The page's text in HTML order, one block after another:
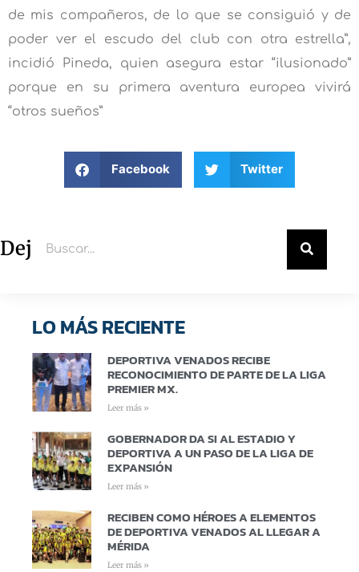
de mis compañeros, de lo que se consiguió y de
poder ver el escudo del club con otra estrella”,
incidió Pineda, quien asegura estar “ilusionado”
porque en su primera aventura europea vivirá
“otros sueños”
Facebook Twitter
Deja un comentario
LO MÁS RECIENTE
DEPORTIVA VENADOS RECIBE
RECONOCIMIENTO DE PARTE DE LA LIGA
PREMIER MX.
Leer más »
GOBERNADOR DA SI AL ESTADIO Y
DEPORTIVA A UN PASO DE LA LIGA DE
EXPANSIÓN
Leer más »
RECIBEN COMO HÉROES A ELEMENTOS
DE DEPORTIVA VENADOS AL LLEGAR A
MÉRIDA
Leer más »